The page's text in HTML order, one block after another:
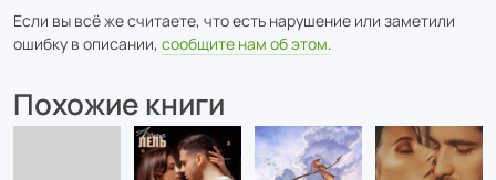
Если вы всё же считаете, что есть нарушение или заметили
ошибку в описании, сообщите нам об этом.
Похожие книги